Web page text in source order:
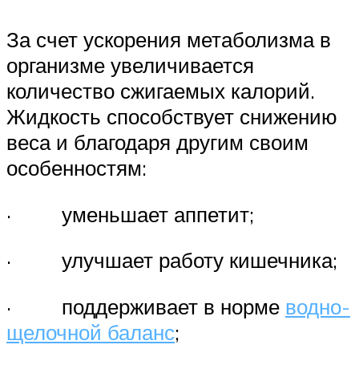
За счет ускорения метаболизма в
организме увеличивается
количество сжигаемых калорий.
Жидкость способствует снижению
веса и благодаря другим своим
особенностям:
· уменьшает аппетит;
· улучшает работу кишечника;
· поддерживает в норме водно-
щелочной баланс;